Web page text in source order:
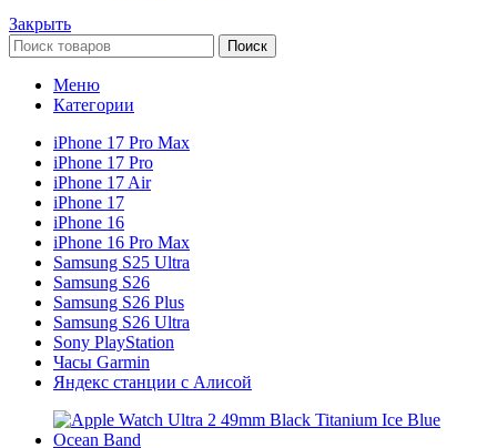
Закрыть
Поиск
Меню
Категории
iPhone 17 Pro Max
iPhone 17 Pro
iPhone 17 Air
iPhone 17
iPhone 16
iPhone 16 Pro Max
Samsung S25 Ultra
Samsung S26
Samsung S26 Plus
Samsung S26 Ultra
Sony PlayStation
Часы Garmin
Яндекс станции с Алисой